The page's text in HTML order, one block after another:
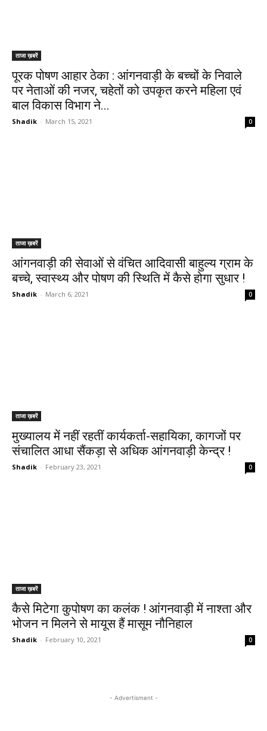
ताजा ख़बरें
पूरक पोषण आहार ठेका : आंगनवाड़ी के बच्चों के निवाले
पर नेताओं की नजर, चहेतों को उपकृत करने महिला एवं
बाल विकास विभाग ने...
Shadik - March 15, 2021 0
ताजा ख़बरें
आंगनवाड़ी की सेवाओं से वंचित आदिवासी बाहुल्य ग्राम के
बच्चे, स्वास्थ्य और पोषण की स्थिति में कैसे होगा सुधार !
Shadik - March 6, 2021 0
ताजा ख़बरें
मुख्यालय में नहीं रहतीं कार्यकर्ता-सहायिका, कागजों पर
संचालित आधा सैंकड़ा से अधिक आंगनवाड़ी केन्द्र !
Shadik - February 23, 2021 0
ताजा ख़बरें
कैसे मिटेगा कुपोषण का कलंक ! आंगनवाड़ी में नाश्ता और
भोजन न मिलने से मायूस हैं मासूम नौनिहाल
Shadik - February 10, 2021 0
- Advertisment -